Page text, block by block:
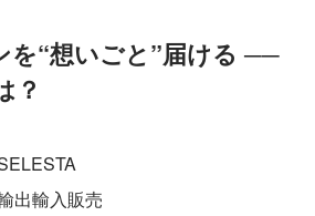
を“想いごと”届ける ──
？
出輸入販売